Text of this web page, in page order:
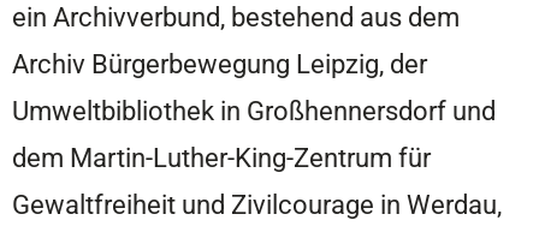
ein Archivverbund, bestehend aus dem
Archiv Bürgerbewegung Leipzig, der
Umweltbibliothek in Großhennersdorf und
dem Martin-Luther-King-Zentrum für
Gewaltfreiheit und Zivilcourage in Werdau,